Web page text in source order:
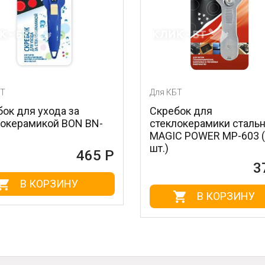
Скребок для
стеклокерамики стальной
MAGIC POWER MP-603 (1
В КОРЗИНУ
BN-